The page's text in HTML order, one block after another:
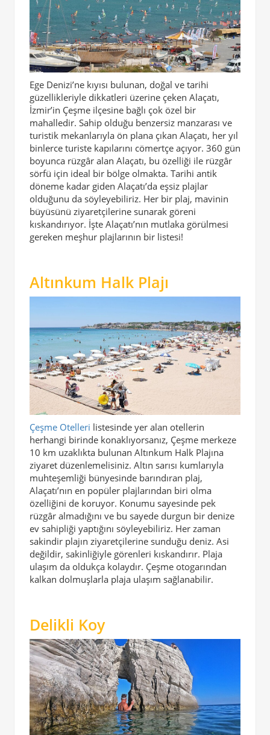
Ege Denizi’ne kıyısı bulunan, doğal ve tarihi
güzellikleriyle dikkatleri üzerine çeken Alaçatı,
İzmir’in Çeşme ilçesine bağlı çok özel bir
mahalledir. Sahip olduğu benzersiz manzarası ve
turistik mekanlarıyla ön plana çıkan Alaçatı, her yıl
binlerce turiste kapılarını cömertçe açıyor. 360 gün
boyunca rüzgâr alan Alaçatı, bu özelliği ile rüzgâr
sörfü için ideal bir bölge olmakta. Tarihi antik
döneme kadar giden Alaçatı’da eşsiz plajlar
olduğunu da söyleyebiliriz. Her bir plaj, mavinin
büyüsünü ziyaretçilerine sunarak göreni
kıskandırıyor. İşte Alaçatı’nın mutlaka görülmesi
gereken meşhur plajlarının bir listesi!
Altınkum Halk Plajı
Çeşme Otelleri listesinde yer alan otellerin
herhangi birinde konaklıyorsanız, Çeşme merkeze
10 km uzaklıkta bulunan Altınkum Halk Plajına
ziyaret düzenlemelisiniz. Altın sarısı kumlarıyla
muhteşemliği bünyesinde barındıran plaj,
Alaçatı’nın en popüler plajlarından biri olma
özelliğini de koruyor. Konumu sayesinde pek
rüzgâr almadığını ve bu sayede durgun bir denize
ev sahipliği yaptığını söyleyebiliriz. Her zaman
sakindir plajın ziyaretçilerine sunduğu deniz. Asi
değildir, sakinliğiyle görenleri kıskandırır. Plaja
ulaşım da oldukça kolaydır. Çeşme otogarından
kalkan dolmuşlarla plaja ulaşım sağlanabilir.
Delikli Koy